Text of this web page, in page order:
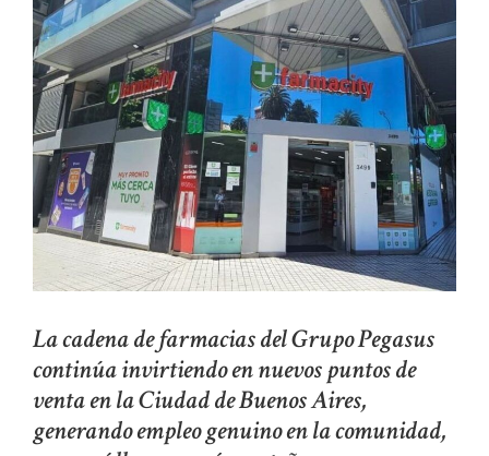
La cadena de farmacias del Grupo Pegasus
continúa invirtiendo en nuevos puntos de
venta en la Ciudad de Buenos Aires,
generando empleo genuino en la comunidad,